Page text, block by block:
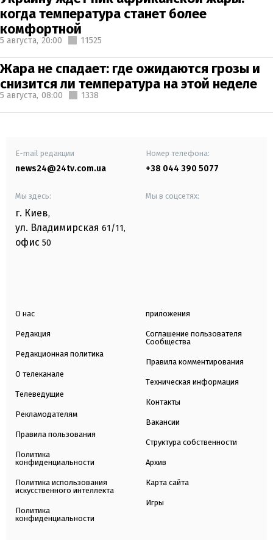
когда температура станет более
комфортной
5 августа, 20:00 11525
Жара не спадает: где ожидаются грозы и
снизится ли температура на этой неделе
5 августа, 08:00 1338
E-mail редакции
news24@24tv.com.ua
Номер телефона:
+38 044 390 5077
Мы здесь:
г. Киев,
ул. Владимирская 61/11,
офис 50
Мы в соцсетях:
О нас
Редакция
Редакционная политика
О телеканале
Телеведущие
Рекламодателям
Правила пользования
Политика
конфиденциальности
Политика использования
искусственного интеллекта
Политика
конфиденциальности
приложения
Соглашение пользователя
Сообщества
Правила комментирования
Техническая информация
Контакты
Вакансии
Структура собственности
Архив
Карта сайта
Игры